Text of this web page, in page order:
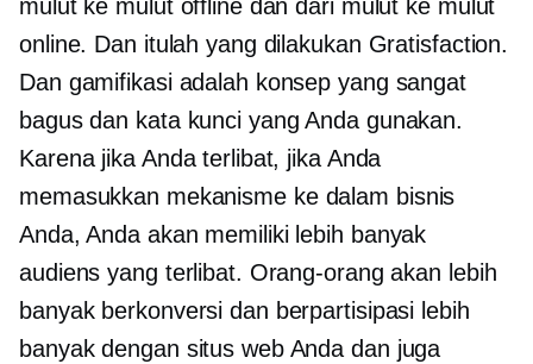
mulut ke mulut offline dan dari mulut ke mulut
online. Dan itulah yang dilakukan Gratisfaction.
Dan gamifikasi adalah konsep yang sangat
bagus dan kata kunci yang Anda gunakan.
Karena jika Anda terlibat, jika Anda
memasukkan mekanisme ke dalam bisnis
Anda, Anda akan memiliki lebih banyak
audiens yang terlibat. Orang-orang akan lebih
banyak berkonversi dan berpartisipasi lebih
banyak dengan situs web Anda dan juga